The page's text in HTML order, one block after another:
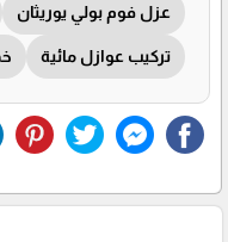
عزل فوم بولي يوريثان
تركيب عوازل مائية